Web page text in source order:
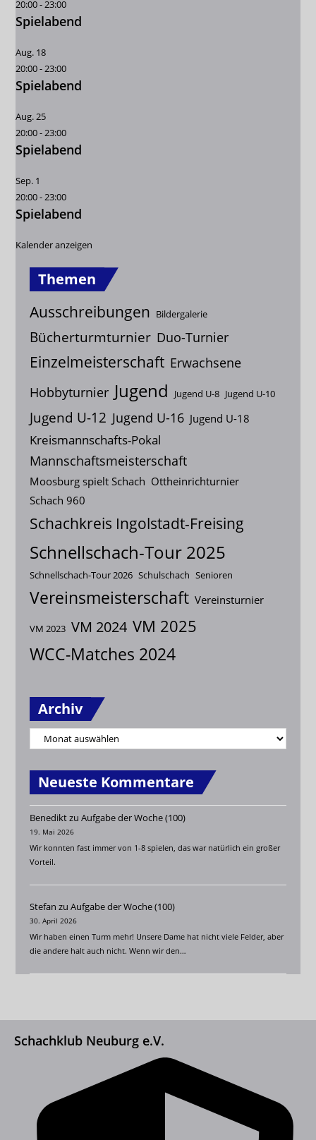
20:00-23:00
Spielabend
Aug. 18
20:00-23:00
Spielabend
Aug.25
20:00-23:00
Spielabend
Sep. 1
20:00-23:00
Spielabend
Kalender anzeigen
Themen
Ausschreibungen Bildergalerie
Bücherturmturnier Duo-Turnier
Einzelmeisterschaft Erwachsene
Hobbyturnier Jugend Jugend U-8 Jugend U-10
Jugend U-12 Jugend U-16 Jugend U-18
Kreismannschafts-Pokal
Mannschaftsmeisterschaft
Moosburg spielt Schach Ottheinrichturnier
Schach 960
Schachkreis Ingolstadt-Freising
Schnellschach-Tour 2025
Schnellschach-Tour 2026 Schulschach Senioren
Vereinsmeisterschaft Vereinsturnier
VM 2023 VM 2024 VM 2025
WCC-Matches 2024
Archiv
Neueste Kommentare
BenediktzuAufgabe der Woche (100)
19. Mai 2026
Wir konnten fast immer von 1-8 spielen, das war natürlich ein großer
Vorteil.
Stefan zuAufgabe der Woche (100)
30. April 2026
Wir haben einen Turm mehr! Unsere Dame hat nicht viele Felder, aber
die andere halt auch nicht. Wenn wir den…
Schachklub Neuburg e.V.